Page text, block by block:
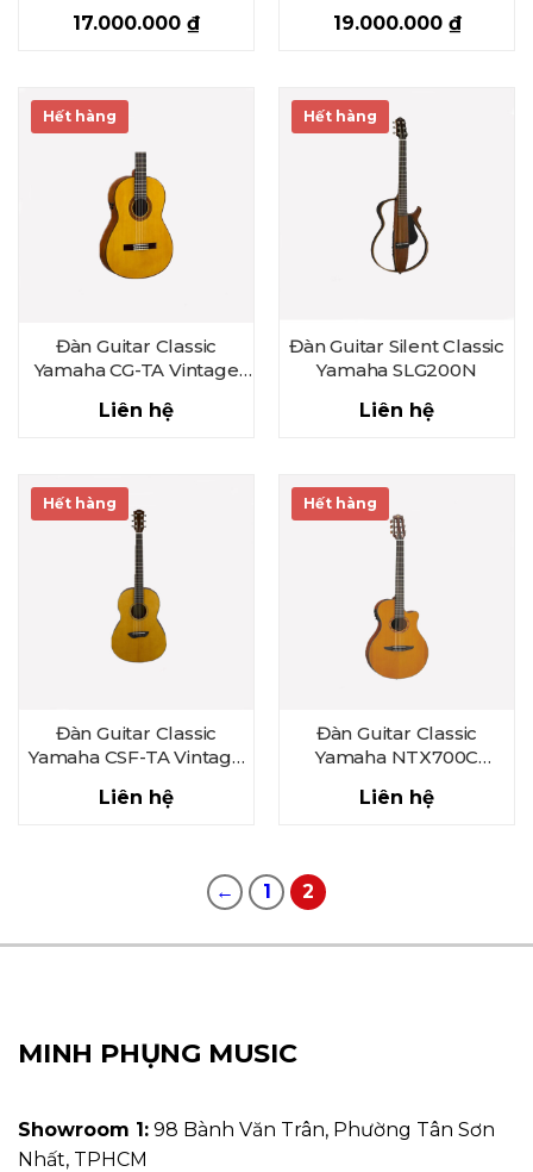
17.000.000 ₫
19.000.000 ₫
Hết hàng
Đàn Guitar Classic
Yamaha CG-TA Vintage
Liên hệ
Hết hàng
Đàn Guitar Silent Classic
Yamaha SLG200N
Liên hệ
Hết hàng
Đàn Guitar Classic
Yamaha CSF-TA Vintage
Liên hệ
Hết hàng
Đàn Guitar Classic
Yamaha NTX700C
Liên hệ
← 1 2
MINH PHỤNG MUSIC
Showroom 1: 98 Bành Văn Trân, Phường Tân Sơn
Nhất, TPHCM